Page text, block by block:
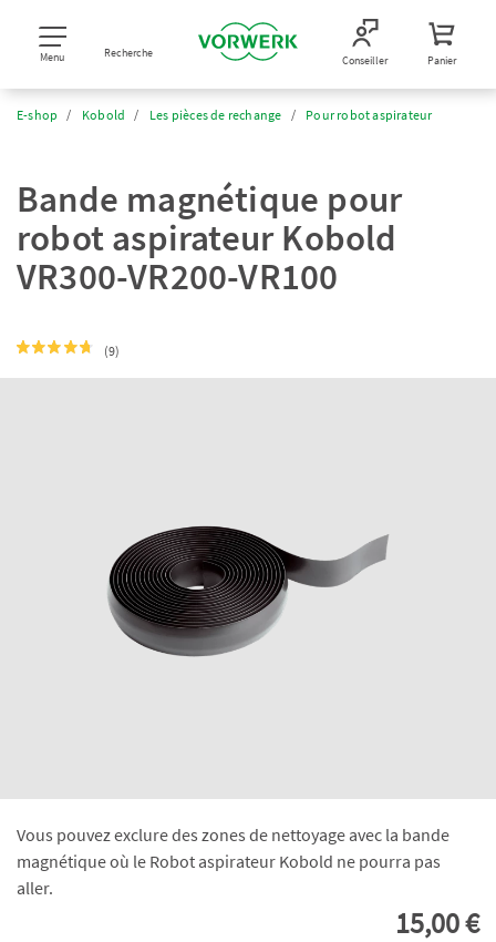
Menu Recherche Conseiller Panier
E-shop Kobold Les pièces de rechange Pour robot aspirateur
Bande magnétique pour
robot aspirateur Kobold
VR300-VR200-VR100
(9)
Vous pouvez exclure des zones de nettoyage avec la bande
magnétique où le Robot aspirateur Kobold ne pourra pas
aller.
15,00 €